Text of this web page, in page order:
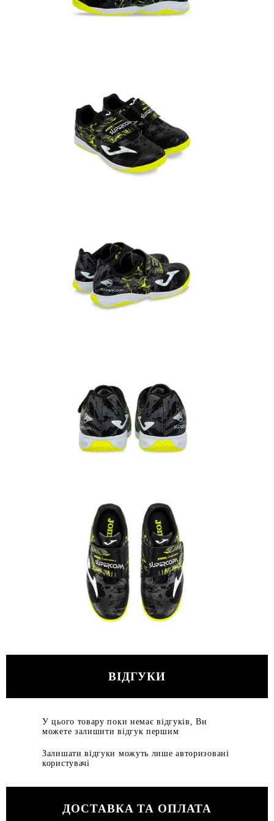
ВІДГУКИ
У цього товару поки немає відгуків, Ви
можете залишити відгук першим
Залишати відгуки можуть лише авторизовані
користувачі
ДОСТАВКА ТА ОПЛАТА